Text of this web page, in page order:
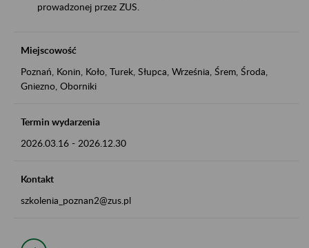
prowadzonej przez ZUS.
Miejscowość
Poznań, Konin, Koło, Turek, Słupca, Września, Śrem, Środa,
Gniezno, Oborniki
Termin wydarzenia
2026.03.16 - 2026.12.30
Kontakt
szkolenia_poznan2@zus.pl